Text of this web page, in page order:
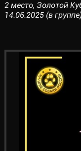
2 место, Золотой
14.06.2025 (в